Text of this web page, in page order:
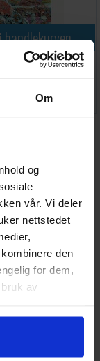
Om
og
vår. Vi deler
nettstedet
den
for dem,
av
handlekurven
Tale 2000 biter
for
biters
motiver for
merker som